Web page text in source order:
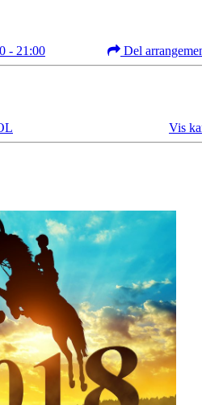
- 21:00 Del
Vis